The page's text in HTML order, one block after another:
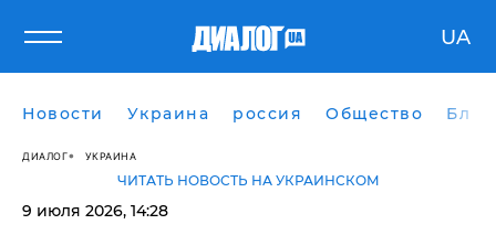
UA
Новости Украина россия Общество
ДИАЛОГ УКРАИНА
ЧИТАТЬ НОВОСТЬ НА УКРАИНСКОМ
9 июля 2026, 14:28